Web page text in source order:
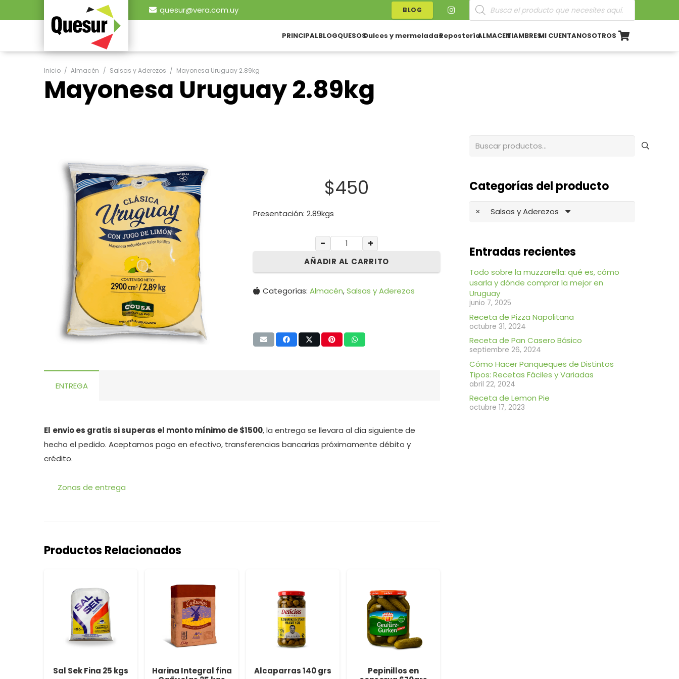
quesur@vera.com.uy BLOG
Búsqueda
de
productos
PRINCIPALBLOGQUESOSDulces y mermeladasReposteríaALMACENFIAMBRESMI CUENTANOSOTROS
Inicio / Almacén / Salsas y Aderezos / Mayonesa Uruguay 2.89kg
Mayonesa Uruguay 2.89kg
$450
Presentación: 2.89kgs
− +
AÑADIR AL CARRITO
Categorías:Almacén,Salsas y Aderezos
ENTREGA
El envio es gratis si superas el monto mínimo de $1500, la entrega se llevara al día siguiente de
hecho el pedido. Aceptamos pago en efectivo, transferencias bancarias próximamente débito y
crédito.
Zonas de entrega
Productos Relacionados
Sal Sek Fina 25 kgs
Harina Integral fina
Alcaparras 140 grs
Pepinillos en
Buscar
Categorías del producto
× Salsas y Aderezos
Entradas recientes
Todo sobre la muzzarella: qué es, cómo
usarla y dónde comprar la mejor en
Uruguay
junio 7, 2025
Receta de Pizza Napolitana
octubre 31, 2024
Receta de Pan Casero Básico
septiembre 26, 2024
Cómo Hacer Panqueques de Distintos
Tipos: Recetas Fáciles y Variadas
abril 22, 2024
Receta de Lemon Pie
octubre 17, 2023